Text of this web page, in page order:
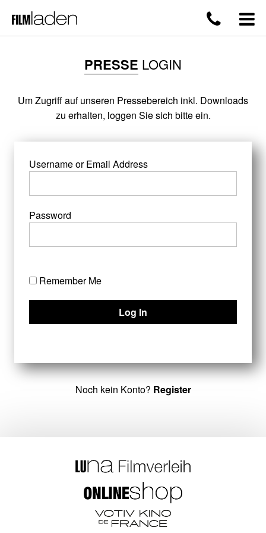
PRESSE LOGIN
Um Zugriff auf unseren Pressebereich inkl. Downloads
zu erhalten, loggen Sie sich bitte ein.
Username or Email Address
Password
Remember Me
Noch kein Konto? Register